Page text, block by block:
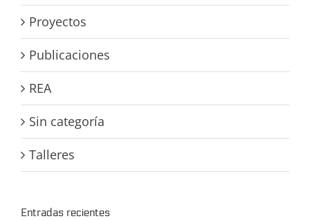
Proyectos
Publicaciones
REA
Sin categoría
Talleres
Entradas recientes